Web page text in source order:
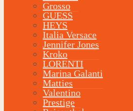
Grosso
GUESS
HEYS
Italia Versace
Jennifer Jones
Kroko
LORENTI
Marina Galanti
Matties
Valentino
Prestige